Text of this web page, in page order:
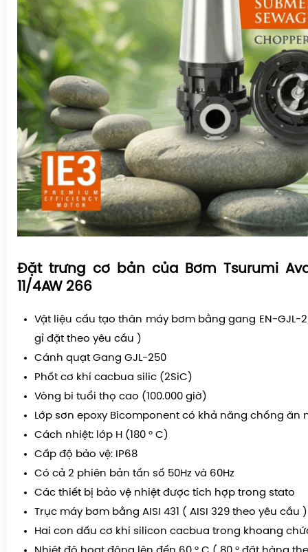
Đặt trưng cơ bản của Bơm Tsurumi
11/4AW 266
Vật liệu cấu tạo thân máy bơm bằng gang EN-GJL-
gỉ đặt theo yêu cầu )
Cánh quạt Gang GJL-250
Phốt cơ khí cacbua silic (2SiC)
Vòng bi tuổi thọ cao (100.000 giờ)
Lớp sơn epoxy Bicomponent có khả năng chống ăn
Cách nhiệt: lớp H (180 ° C)
Cấp độ bảo vệ: IP68
Có cả 2 phiên bản tần số 50Hz và 60Hz
Các thiết bị bảo vệ nhiệt được tích hợp trong stato
Trục máy bơm bằng AISI 431 ( AISI 329 theo yêu cầu )
Hai con dấu cơ khí silicon cacbua trong khoang